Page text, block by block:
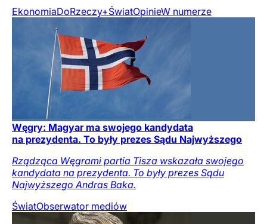
EkonomiaDoRzeczy+ŚwiatOpinieW numerze
Węgry: Magyar ma swojego kandydata
na prezydenta. To były prezes Sądu Najwyższego
Rządząca Węgrami partia Tisza wskazała swojego
kandydata na prezydenta. To były prezes Sądu
Najwyższego Andras Baka.
ŚwiatObserwator mediów